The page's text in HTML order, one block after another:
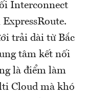
Interconnect
trải dài từ Bắc
tâm kết nối
là điểm làm
Cloud mà khó